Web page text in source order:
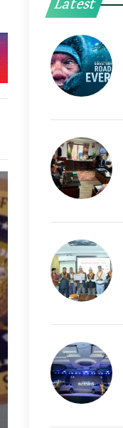
Latest